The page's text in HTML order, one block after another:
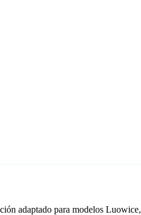
adaptado para modelos